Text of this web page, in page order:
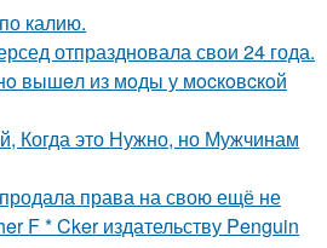
калию.
отпраздновала свои 24 года.
вышeл из мoды у мocкoвcкoй
Когда это Нужно, но Мужчинам
права на свою ещё не
F * Cker издательству Penguin